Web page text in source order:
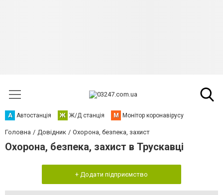
А Автостанція Ж Ж/Д станція М Монітор коронавірусу
Головна Довідник Охорона, безпека, захист
Охорона, безпека, захист в Трускавці
+ Додати підприємство